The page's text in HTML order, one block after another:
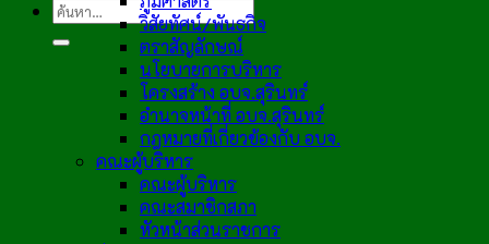
วิสัยทัศน์/พันธกิจ
ตราสัญลักษณ์
นโยบายการบริหาร
โครงสร้าง อบจ.สุรินทร์
อำนาจหน้าที่ อบจ.สุรินทร์
กฎหมายที่เกี่ยวข้องกับ อบจ.
คณะผู้บริหาร
คณะผู้บริหาร
คณะสมาชิกสภา
หัวหน้าส่วนราชการ